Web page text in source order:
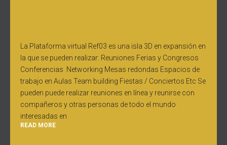
La Plataforma virtual Ref03 es una isla 3D en expansión en
la que se pueden realizar: Reuniones Ferias y Congresos
Conferencias Networking Mesas redondas Espacios de
trabajo en Aulas Team building Fiestas / Conciertos Etc Se
pueden puede realizar reuniones en línea y reunirse con
compañeros y otras personas de todo el mundo
interesadas en
READ MORE